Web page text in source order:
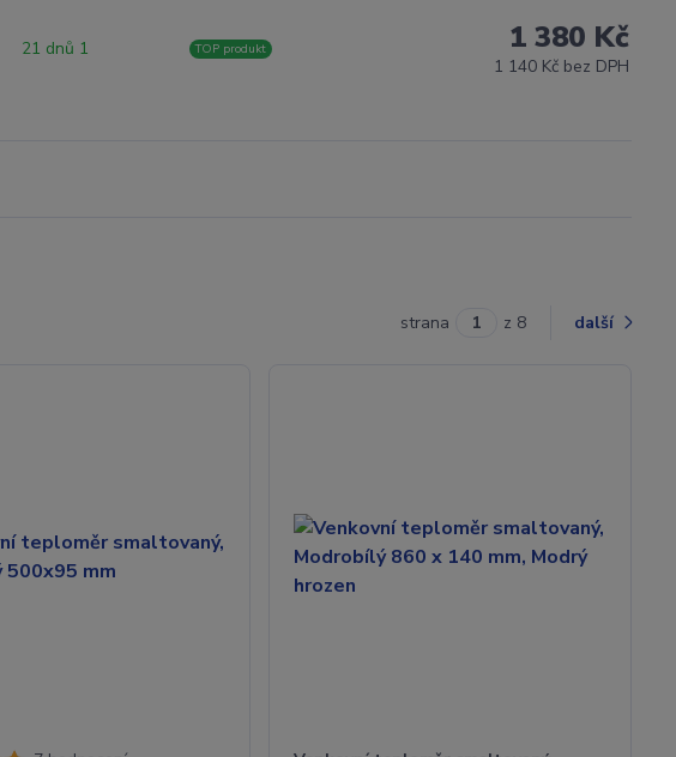
21 dnů 1 TOP produkt 1 380 Kč
1 140 Kč bez DPH
strana z 8 další